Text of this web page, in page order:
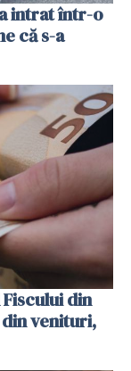
intrat într-o
că s-a
din
venituri,